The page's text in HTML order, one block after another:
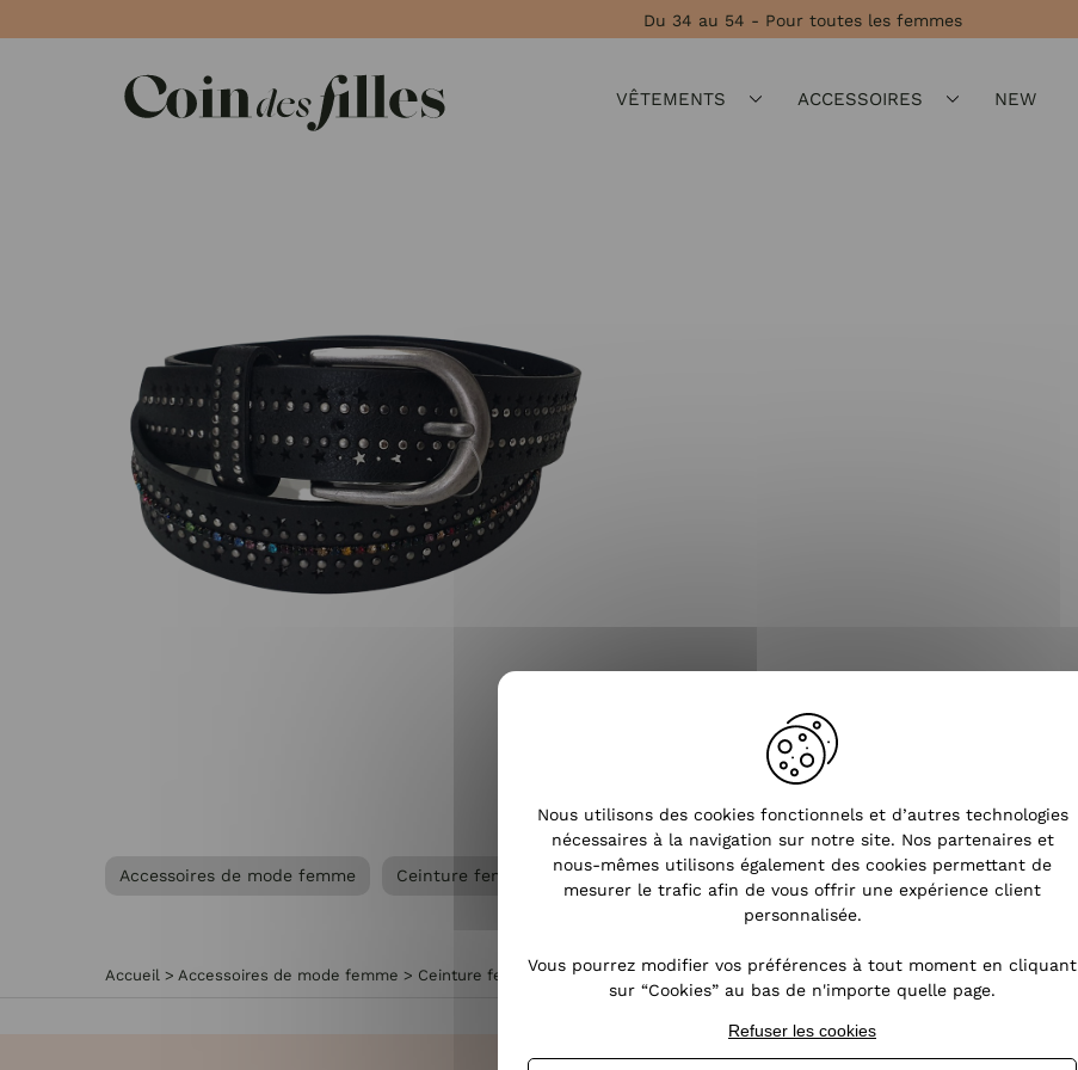
Du 34 au 54 - Pour toutes les femmes
VÊTEMENTS ACCESSOIRES NEW
Accessoires de mode femme Ceinture femme
Accueil > Accessoires de mode femme > Ceinture femme >Ceinture noire trous étoiles clous et bande strass multicolores
Nous utilisons des cookies fonctionnels et d’autres technologies
nécessaires à la navigation sur notre site. Nos partenaires et
nous-mêmes utilisons également des cookies permettant de
mesurer le trafic afin de vous offrir une expérience client
personnalisée.
Vous pourrez modifier vos préférences à tout moment en cliquant
sur “Cookies” au bas de n'importe quelle page.
Refuser les cookies